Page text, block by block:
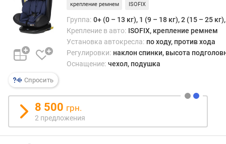
Спросить
крепление ремнем ISOFIX
Группа: 0+ (0 – 13 кг), 1 (9 – 18 кг), 2 (15 – 25
Крепление в авто: ISOFIX, крепление ремнем
Установка автокресла: по ходу, против хода
Регулировки: наклон спинки, высота
Оснащение: чехол, подушка
8 500 грн.
2 предложения